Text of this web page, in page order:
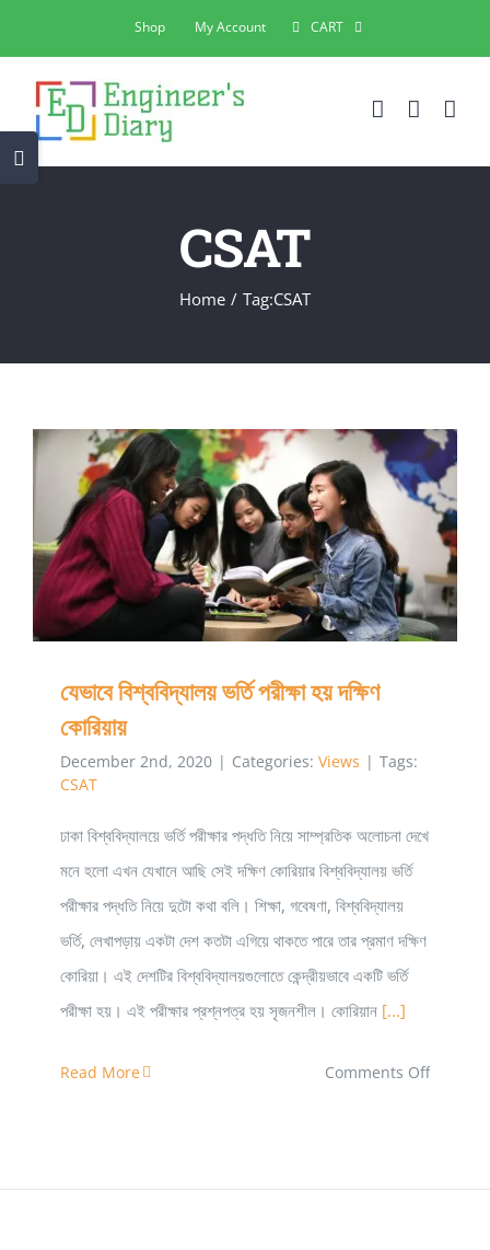
to
content
Shop My Account CART
CSAT
Home Tag:CSAT
যেভাবে বিশ্ববিদ্যালয় ভর্তি পরীক্ষা হয় দক্ষিণ কোরিয়ায়
যেভাবে বিশ্ববিদ্যালয় ভর্তি পরীক্ষা হয় দক্ষিণ
কোরিয়ায়
December 2nd, 2020 | Categories: Views | Tags:
CSAT
ঢাকা বিশ্ববিদ্যালয়ে ভর্তি পরীক্ষার পদ্ধতি নিয়ে সাম্প্রতিক অলোচনা দেখে
মনে হলো এখন যেখানে আছি সেই দক্ষিণ কোরিয়ার বিশ্ববিদ্যালয় ভর্তি
পরীক্ষার পদ্ধতি নিয়ে দুটো কথা বলি। শিক্ষা, গবেষণা, বিশ্ববিদ্যালয়
ভর্তি, লেখাপড়ায় একটা দেশ কতটা এগিয়ে থাকতে পারে তার প্রমাণ দক্ষিণ
কোরিয়া। এই দেশটির বিশ্ববিদ্যালয়গুলোতে কেন্দ্রীয়ভাবে একটি ভর্তি
পরীক্ষা হয়। এই পরীক্ষার প্রশ্নপত্র হয় সৃজনশীল। কোরিয়ান [...]
Read More Comments Offon
Toggle
Sliding